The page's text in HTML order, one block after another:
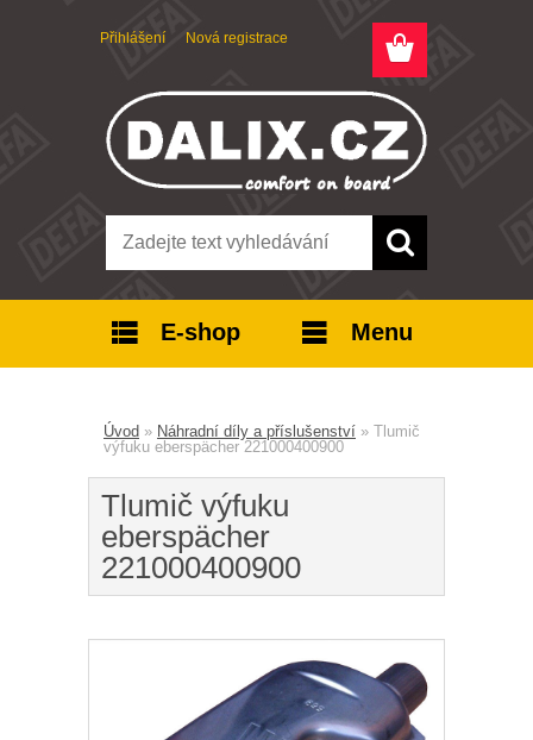
Přihlášení Nová registrace
E-shop Menu
Úvod » Náhradní díly a příslušenství » Tlumič
výfuku eberspächer 221000400900
Tlumič výfuku
eberspächer
221000400900